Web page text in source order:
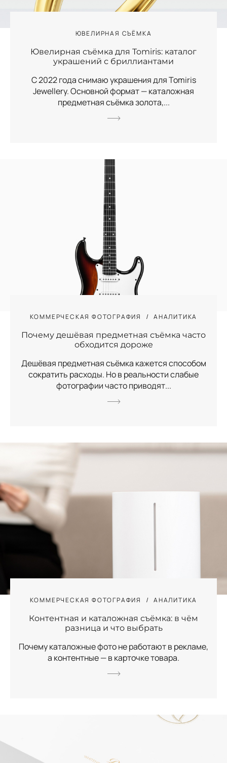
ЮВЕЛИРНАЯ СЪЁМКА
Ювелирная съёмка для Tomiris: каталог
украшений с бриллиантами
С 2022 года снимаю украшения для Tomiris
Jewellery. Основной формат — каталожная
предметная съёмка золота,...
КОММЕРЧЕСКАЯ ФОТОГРАФИЯ АНАЛИТИКА
Почему дешёвая предметная съёмка часто
обходится дороже
Дешёвая предметная съёмка кажется способом
сократить расходы. Но в реальности слабые
фотографии часто приводят...
КОММЕРЧЕСКАЯ ФОТОГРАФИЯ АНАЛИТИКА
Контентная и каталожная съёмка: в чём
разница и что выбрать
Почему каталожные фото не работают в рекламе,
а контентные — в карточке товара.